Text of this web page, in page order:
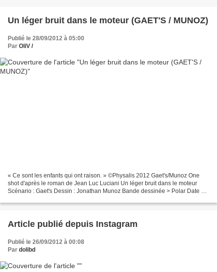
Un léger bruit dans le moteur (GAET'S / MUNOZ)
Publié le 28/09/2012 à 05:00
Par OliV /
« Ce sont les enfants qui ont raison. » ©Physalis 2012 Gaet's/Munoz One
shot d'après le roman de Jean Luc Luciani Un léger bruit dans le moteur
Scénario : Gaet's Dessin : Jonathan Munoz Bande dessinée > Polar Date de
Article publié depuis Instagram
Publié le 26/09/2012 à 00:08
Par dolibd